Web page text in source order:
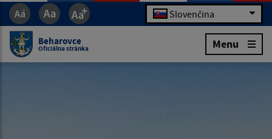
Slovenčina
Beharovce
Oficiálna stránka Menu